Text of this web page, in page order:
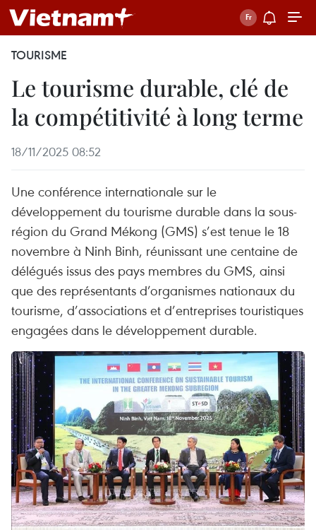
TOURISME
Le tourisme durable, clé de
la compétitivité à long terme
18/11/2025 08:52
Une conférence internationale sur le
développement du tourisme durable dans la sous-
région du Grand Mékong (GMS) s’est tenue le 18
novembre à Ninh Binh, réunissant une centaine de
délégués issus des pays membres du GMS, ainsi
que des représentants d’organismes nationaux du
tourisme, d’associations et d’entreprises touristiques
engagées dans le développement durable.